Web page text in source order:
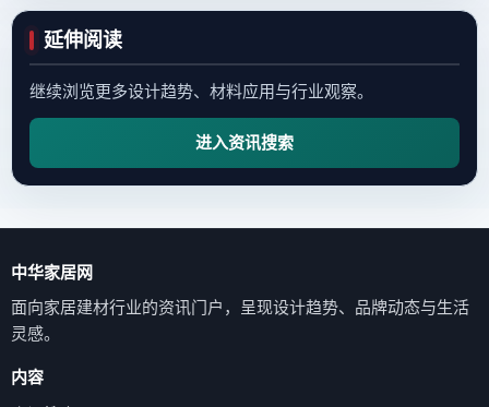
延伸阅读
继续浏览更多设计趋势、材料应用与行业观察。
进入资讯搜索
中华家居网
面向家居建材行业的资讯门户，呈现设计趋势、品牌动态与生活
灵感。
内容